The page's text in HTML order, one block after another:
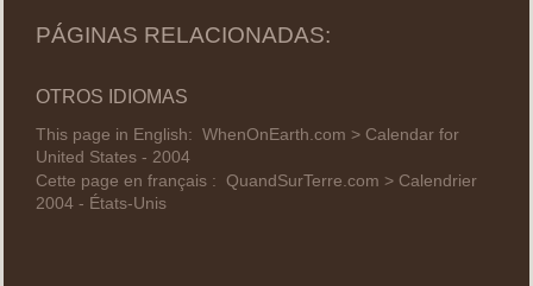
PÁGINAS RELACIONADAS:
OTROS IDIOMAS
This page in English: WhenOnEarth.com > Calendar for
United States - 2004
Cette page en français : QuandSurTerre.com > Calendrier
2004 - États-Unis